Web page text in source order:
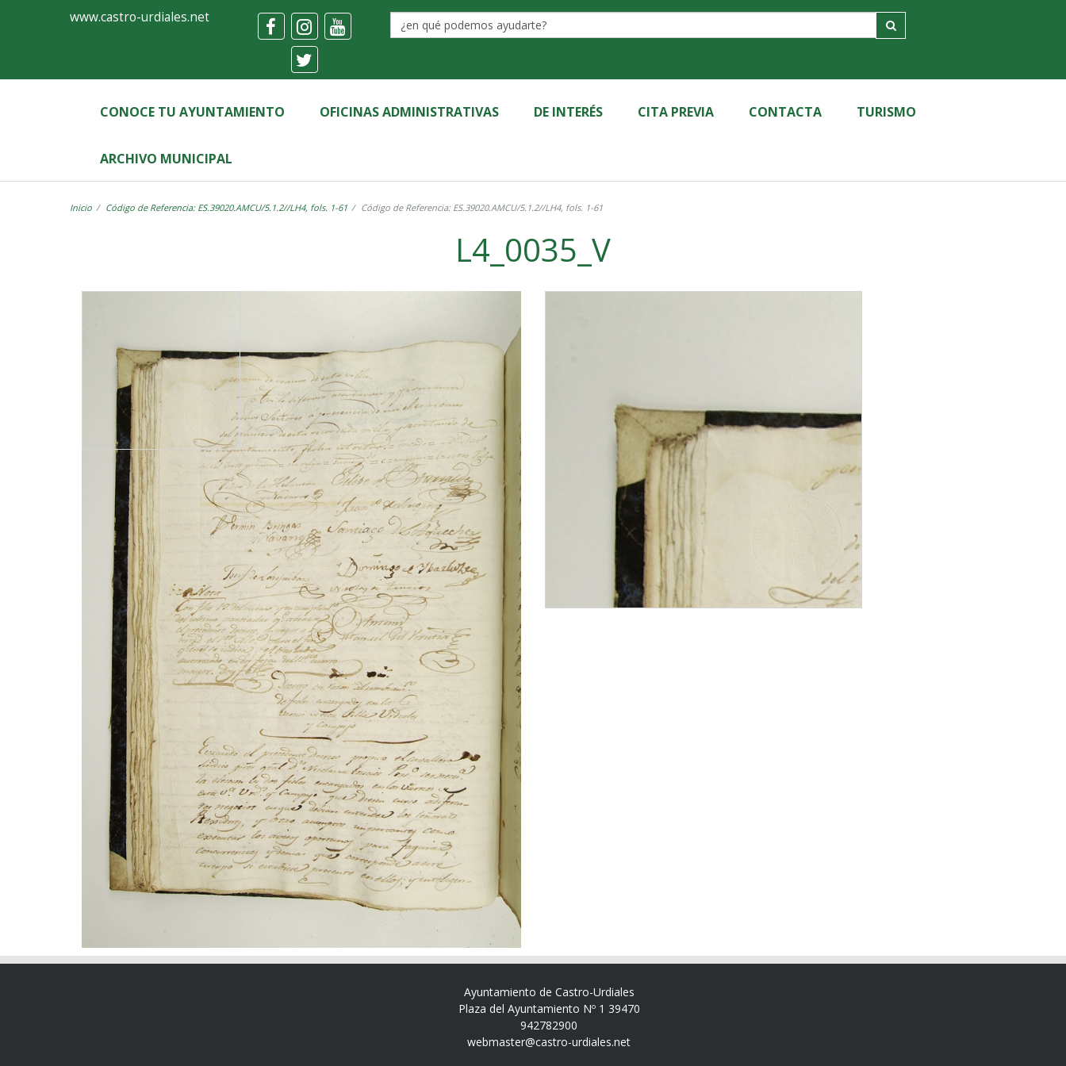
Ayuntamiento
Castro-
Urdiales
www.castro-urdiales.net
CONOCE TU AYUNTAMIENTO OFICINAS ADMINISTRATIVAS DE INTERÉS CITA PREVIA CONTACTA TURISMO
ARCHIVO MUNICIPAL
Inicio Código de Referencia: ES.39020.AMCU/5.1.2//LH4, fols. 1-61 Código de Referencia: ES.39020.AMCU/5.1.2//LH4, fols. 1-61
L4_0035_V
Ayuntamiento de Castro-Urdiales
Plaza del Ayuntamiento Nº 1 39470
942782900
webmaster@castro-urdiales.net